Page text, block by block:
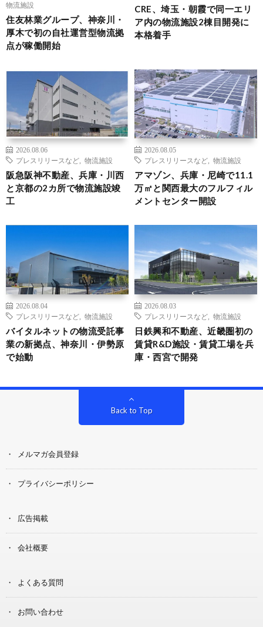
物流施設
住友林業グループ、神奈川・
厚木で初の自社運営型物流拠
点が稼働開始
CRE、埼玉・朝霞で同一エリ
ア内の物流施設2棟目開発に
本格着手
2026.08.06
プレスリリースなど
物流施設
阪急阪神不動産、兵庫・川西
と京都の2カ所で物流施設竣
工
2026.08.05
プレスリリースなど
物流施設
アマゾン、兵庫・尼崎で11.1
万㎡と関西最大のフルフィル
メントセンター開設
2026.08.04
プレスリリースなど
物流施設
バイタルネットの物流受託事
業の新拠点、神奈川・伊勢原
で始動
2026.08.03
プレスリリースなど
物流施設
日鉄興和不動産、近畿圏初の
賃貸R&D施設・賃貸工場を兵
庫・西宮で開発
Back to Top
メルマガ会員登録
プライバシーポリシー
広告掲載
会社概要
よくある質問
お問い合わせ